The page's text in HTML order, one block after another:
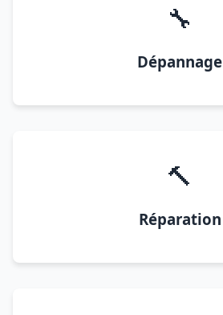
🔧
Dépannage
🔨
Réparation